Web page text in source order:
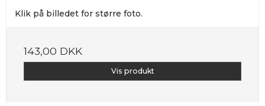
Klik på billedet for større foto.
143,00 DKK
Vis produkt